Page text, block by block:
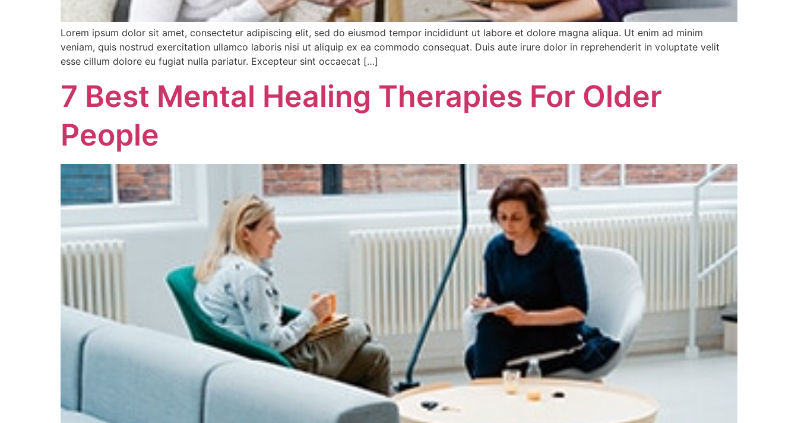
Lorem ipsum dolor sit amet, consectetur adipiscing elit, sed do eiusmod tempor incididunt ut labore et dolore magna aliqua. Ut enim ad minim
veniam, quis nostrud exercitation ullamco laboris nisi ut aliquip ex ea commodo consequat. Duis aute irure dolor in reprehenderit in voluptate velit
esse cillum dolore eu fugiat nulla pariatur. Excepteur sint occaecat […]
7 Best Mental Healing Therapies For Older
People